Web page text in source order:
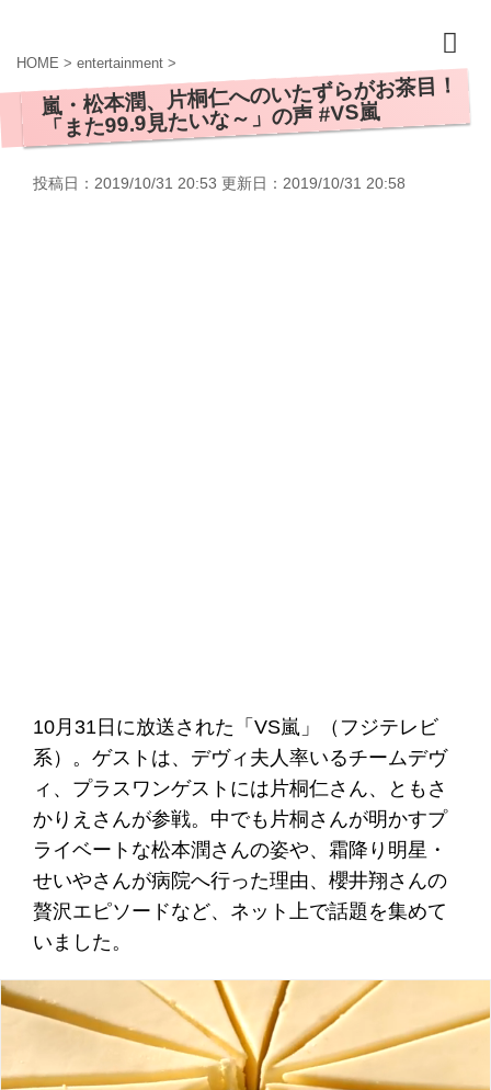
HOME > entertainment >
嵐・松本潤、片桐仁へのいたずらがお茶目！
「また99.9見たいな～」の声 #VS嵐
投稿日：2019/10/31 20:53 更新日： 2019/10/31 20:58
10月31日に放送された「VS嵐」（フジテレビ
系）。ゲストは、デヴィ夫人率いるチームデヴ
ィ、プラスワンゲストには片桐仁さん、ともさ
かりえさんが参戦。中でも片桐さんが明かすプ
ライベートな松本潤さんの姿や、霜降り明星・
せいやさんが病院へ行った理由、櫻井翔さんの
贅沢エピソードなど、ネット上で話題を集めて
いました。